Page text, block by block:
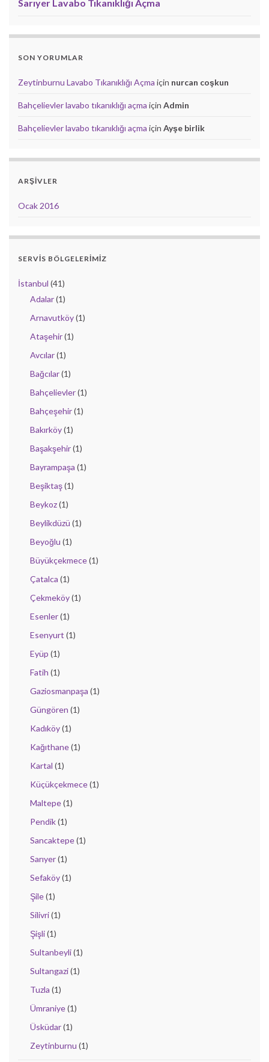
Sarıyer Lavabo Tıkanıklığı Açma
SON YORUMLAR
Zeytinburnu Lavabo Tıkanıklığı Açma için nurcan coşkun
Bahçelievler lavabo tıkanıklığı açma için Admin
Bahçelievler lavabo tıkanıklığı açma için Ayşe birlik
ARŞIVLER
Ocak 2016
SERVIS BÖLGELERIMIZ
İstanbul (41)
Adalar(1)
Arnavutköy(1)
Ataşehir(1)
Avcılar(1)
Bağcılar(1)
Bahçelievler(1)
Bahçeşehir(1)
Bakırköy(1)
Başakşehir(1)
Bayrampaşa (1)
Beşiktaş(1)
Beykoz(1)
Beylikdüzü (1)
Beyoğlu (1)
Büyükçekmece(1)
Çatalca (1)
Çekmeköy(1)
Esenler(1)
Esenyurt (1)
Eyüp (1)
Fatih (1)
Gaziosmanpaşa (1)
Güngören (1)
Kadıköy(1)
Kağıthane(1)
Kartal (1)
Küçükçekmece(1)
Maltepe(1)
Pendik(1)
Sancaktepe(1)
Sarıyer(1)
Sefaköy(1)
Şile(1)
Silivri(1)
Şişli(1)
Sultanbeyli(1)
Sultangazi(1)
Tuzla (1)
Ümraniye(1)
Üsküdar(1)
Zeytinburnu (1)